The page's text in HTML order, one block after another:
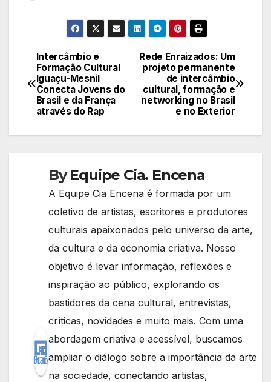
Navegação
de
Post
Rede Enraizados: Um
projeto permanente
de intercâmbio
cultural, formação e
networking no Brasil
e no Exterior
Intercâmbio e
Formação Cultural
Iguaçu-Mesnil
Conecta Jovens do
Brasil e da França
através do Rap
ByEquipe Cia. Encena
A Equipe Cia Encena é formada por um
coletivo de artistas, escritores e produtores
culturais apaixonados pelo universo da arte,
da cultura e da economia criativa. Nosso
objetivo é levar informação, reflexões e
inspiração ao público, explorando os
bastidores da cena cultural, entrevistas,
críticas, novidades e muito mais. Com uma
abordagem criativa e acessível, buscamos
ampliar o diálogo sobre a importância da arte
na sociedade, conectando artistas,